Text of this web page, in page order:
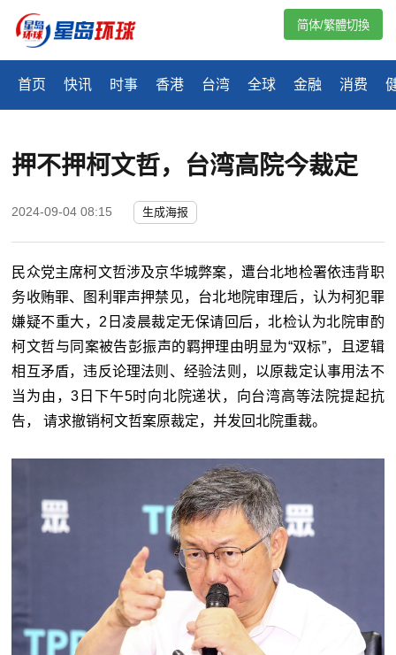
首页 快讯 时事 香港 台湾 全球 金融 消费
简体/繁體切換
押不押柯文哲，台湾高院今裁定
2024-09-04 08:15 生成海报
民众党主席柯文哲涉及京华城弊案，遭台北地检署依违背职
务收贿罪、图利罪声押禁见，台北地院审理后，认为柯犯罪
嫌疑不重大，2日凌晨裁定无保请回后，北检认为北院审酌
柯文哲与同案被告彭振声的羁押理由明显为“双标”，且逻辑
相互矛盾，违反论理法则、经验法则，以原裁定认事用法不
当为由，3日下午5时向北院递状，向台湾高等法院提起抗
告， 请求撤销柯文哲案原裁定，并发回北院重裁。